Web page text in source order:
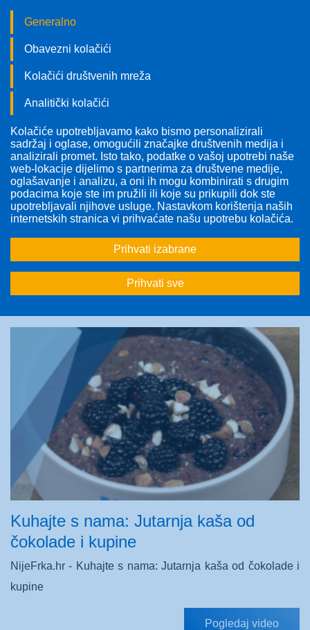
Pratite nas!
Odabrana tema: Sve teme
1 2 > >>
Kuhajte s nama: Jutarnja kaša od
čokolade i kupine
NijeFrka.hr - Kuhajte s nama: Jutarnja kaša od čokolade i
kupine
Pogledaj video
Generalno
Obavezni kolačići
Kolačići društvenih mreža
Analitički kolačići
Kolačiće upotrebljavamo kako bismo personalizirali
sadržaj i oglase, omogućili značajke društvenih medija i
analizirali promet. Isto tako, podatke o vašoj upotrebi naše
web-lokacije dijelimo s partnerima za društvene medije,
oglašavanje i analizu, a oni ih mogu kombinirati s drugim
podacima koje ste im pružili ili koje su prikupili dok ste
upotrebljavali njihove usluge. Nastavkom korištenja naših
internetskih stranica vi prihvaćate našu upotrebu kolačića.
Prihvati izabrane
Prihvati sve